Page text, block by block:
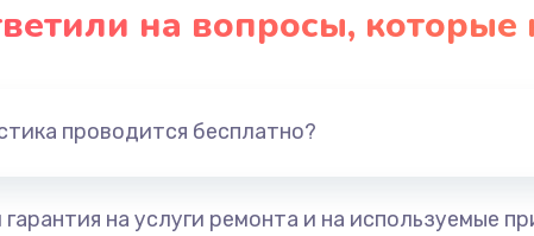
на вопросы, которые
проводится бесплатно?
гарантия на услуги ремонта и на используемые